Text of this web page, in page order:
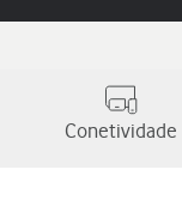
Conetividade